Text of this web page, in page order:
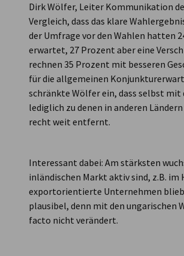
Dirk Wölfer, Leiter Kommunikation
Vergleich, dass das klare
der Umfrage vor den Wahlen hatten
erwartet, 27 Prozent aber eine
rechnen 35 Prozent mit besseren
für die allgemeinen
schränkte Wölfer ein, dass selbst
lediglich zu denen in anderen
recht weit entfernt.
Interessant dabei: Am stärksten
inländischen Markt aktiv sind, z.B.
exportorientierte Unternehmen
plausibel, denn mit den ungarischen
facto nicht verändert.